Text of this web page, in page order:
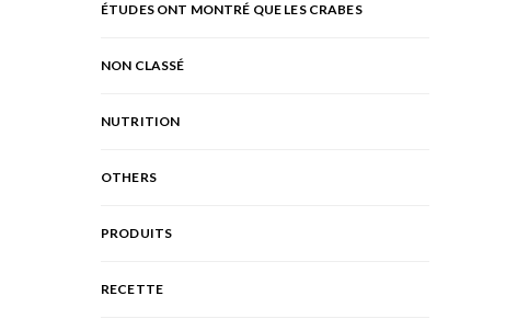
ÉTUDES ONT MONTRÉ QUE LES CRABES
NON CLASSÉ
NUTRITION
OTHERS
PRODUITS
RECETTE